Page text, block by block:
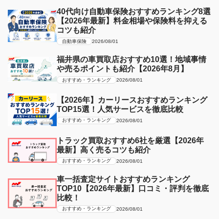
40代向け自動車保険おすすめランキング8選
【2026年最新】料金相場や保険料を抑える
コツも紹介
自動車保険 2026/08/01
福井県の車買取店おすすめ10選！地域事情
や売るポイントも紹介【2026年8月】
おすすめ・ランキング 2026/08/01
【2026年】カーリースおすすめランキング
TOP15選！人気サービスを徹底比較
おすすめ・ランキング 2026/08/01
トラック買取おすすめ6社を厳選【2026年
最新】高く売るコツも紹介
おすすめ・ランキング 2026/08/01
車一括査定サイトおすすめランキング
TOP10【2026年最新】口コミ・評判を徹底
比較！
おすすめ・ランキング 2026/08/01